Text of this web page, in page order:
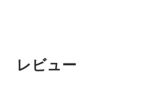
レビュー